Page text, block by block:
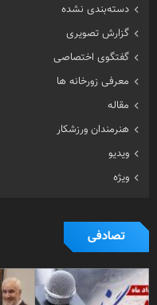
دسته‌بندی نشده
گزارش تصویری
گفتگوی اختصاصی
معرفی زورخانه ها
مقاله
هنرمندان ورزشکار
ویدیو
ویژه
تصادفی